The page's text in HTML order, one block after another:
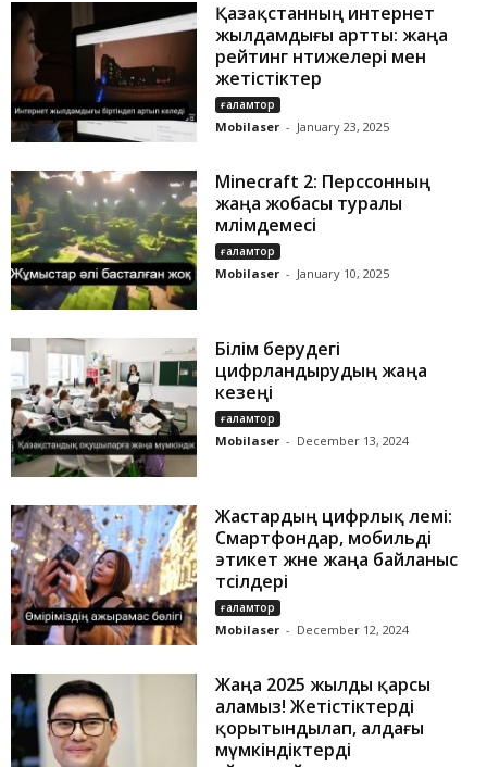
Қазақстанның интернет
жылдамдығы артты: жаңа
рейтинг нәтижелері мен
жетістіктер
ғаламтор
Mobilaser - January 23, 2025
Minecraft 2: Перссонның
жаңа жобасы туралы
мәлімдемесі
ғаламтор
Mobilaser - January 10, 2025
Білім берудегі
цифрландырудың жаңа
кезеңі
ғаламтор
Mobilaser - December 13, 2024
Жастардың цифрлық әлемі:
Смартфондар, мобильді
этикет және жаңа байланыс
тәсілдері
ғаламтор
Mobilaser - December 12, 2024
Жаңа 2025 жылды қарсы
аламыз! Жетістіктерді
қорытындылап, алдағы
мүмкіндіктерді